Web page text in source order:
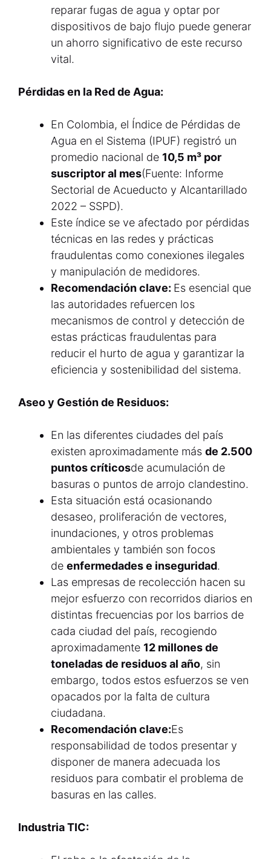
reparar fugas de agua y optar por
dispositivos de bajo flujo puede generar
un ahorro significativo de este recurso
vital.
Pérdidas en la Red de Agua:
En Colombia, el Índice de Pérdidas de
Agua en el Sistema (IPUF) registró un
promedio nacional de 10,5 m³ por
suscriptor al mes(Fuente: Informe
Sectorial de Acueducto y Alcantarillado
2022 – SSPD).
Este índice se ve afectado por pérdidas
técnicas en las redes y prácticas
fraudulentas como conexiones ilegales
y manipulación de medidores.
Recomendación clave: Es esencial que
las autoridades refuercen los
mecanismos de control y detección de
estas prácticas fraudulentas para
reducir el hurto de agua y garantizar la
eficiencia y sostenibilidad del sistema.
Aseo y Gestión de Residuos:
En las diferentes ciudades del país
existen aproximadamente más de 2.500
puntos críticosde acumulación de
basuras o puntos de arrojo clandestino.
Esta situación está ocasionando
desaseo, proliferación de vectores,
inundaciones, y otros problemas
ambientales y también son focos
de enfermedades e inseguridad.
Las empresas de recolección hacen su
mejor esfuerzo con recorridos diarios en
distintas frecuencias por los barrios de
cada ciudad del país, recogiendo
aproximadamente 12 millones de
toneladas de residuos al año, sin
embargo, todos estos esfuerzos se ven
opacados por la falta de cultura
ciudadana.
Recomendación clave:Es
responsabilidad de todos presentar y
disponer de manera adecuada los
residuos para combatir el problema de
basuras en las calles.
Industria TIC: